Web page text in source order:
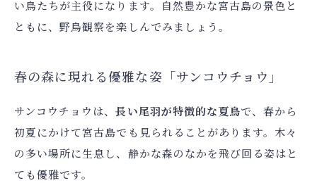
い鳥たちが主役になります。自然豊かな宮古島の景色と
ともに、野鳥観察を楽しんでみましょう。
春の森に現れる優雅な姿「サンコウチョウ」
サンコウチョウは、長い尾羽が特徴的な夏鳥で、春から
初夏にかけて宮古島でも見られることがあります。木々
の多い場所に生息し、静かな森のなかを飛び回る姿はと
ても優雅です。